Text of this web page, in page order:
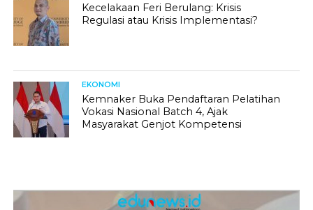
Kecelakaan Feri Berulang: Krisis
Regulasi atau Krisis Implementasi?
EKONOMI
Kemnaker Buka Pendaftaran Pelatihan
Vokasi Nasional Batch 4, Ajak
Masyarakat Genjot Kompetensi